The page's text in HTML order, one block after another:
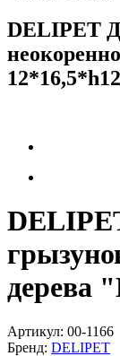
DELIPET
12*16,5*h12
дерева
Артикул: 00-1166
Бренд: DELIPET